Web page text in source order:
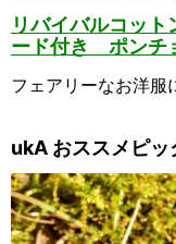
リバイバルコッ
ード付き ポン
フェアリーなお洋服
ukA おススメピッ